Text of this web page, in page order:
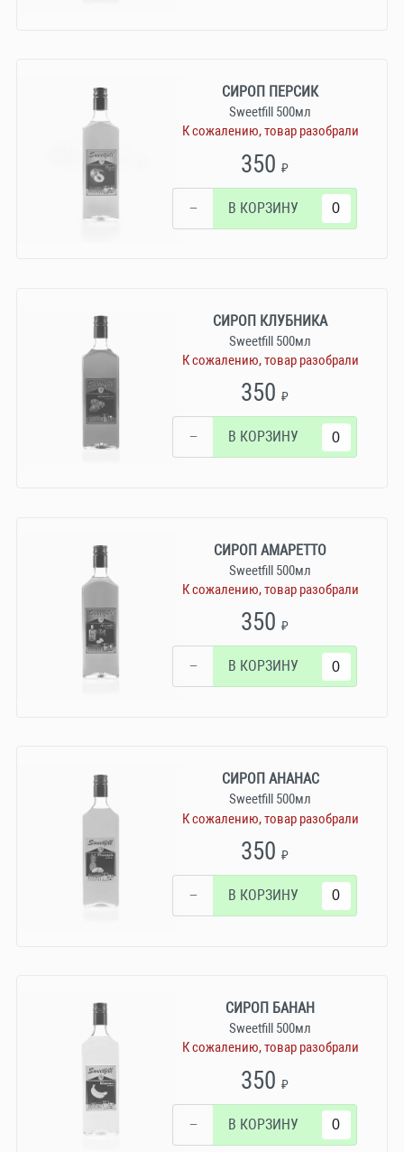
СИРОП ПЕРСИК
Sweetfill 500мл
К сожалению, товар разобрали
350₽
− В КОРЗИНУ
СИРОП КЛУБНИКА
Sweetfill 500мл
К сожалению, товар разобрали
350₽
− В КОРЗИНУ
СИРОП АМАРЕТТО
Sweetfill 500мл
К сожалению, товар разобрали
350₽
− В КОРЗИНУ
СИРОП АНАНАС
Sweetfill 500мл
К сожалению, товар разобрали
350₽
− В КОРЗИНУ
СИРОП БАНАН
Sweetfill 500мл
К сожалению, товар разобрали
350₽
− В КОРЗИНУ